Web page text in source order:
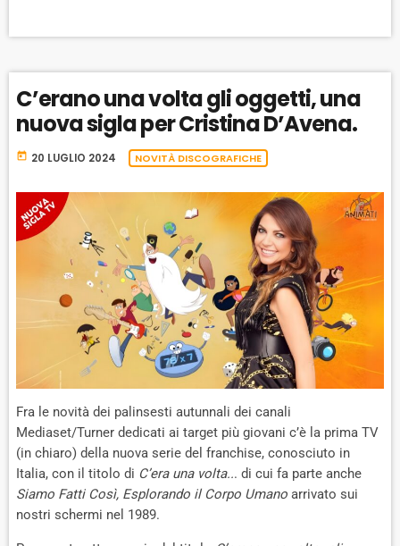
C’erano una volta gli oggetti, una
nuova sigla per Cristina D’Avena.
today 20 LUGLIO 2024 NOVITÀ DISCOGRAFICHE
Fra le novità dei palinsesti autunnali dei canali
Mediaset/Turner dedicati ai target più giovani c’è la prima TV
(in chiaro) della nuova serie del franchise, conosciuto in
Italia, con il titolo di C’era una volta... di cui fa parte anche
Siamo Fatti Così, Esplorando il Corpo Umano arrivato sui
nostri schermi nel 1989.